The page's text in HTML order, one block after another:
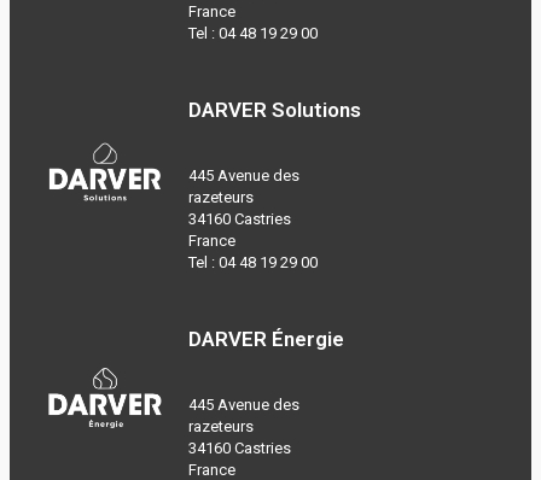
France
Tel :04 48 19 29 00
DARVER Solutions
445 Avenue des
razeteurs
34160 Castries
France
Tel :04 48 19 29 00
DARVER Énergie
445 Avenue des
razeteurs
34160 Castries
France